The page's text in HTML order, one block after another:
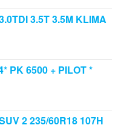
3.5T 3.5M KLIMA
PK 6500 + PILOT *
2 235/60R18 107H